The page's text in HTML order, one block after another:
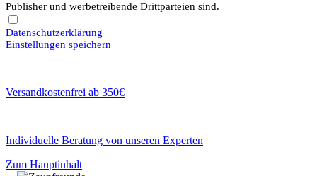
Publisher und werbetreibende Drittparteien sind.
Datenschutzerklärung
Einstellungen speichern
Versandkostenfrei ab 350€
Individuelle Beratung von unseren Experten
Zum Hauptinhalt